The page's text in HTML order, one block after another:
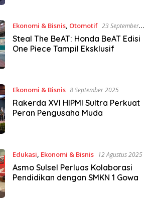
Ekonomi & Bisnis, Otomotif 23 September
2025
Steal The BeAT: Honda BeAT Edisi
One Piece Tampil Eksklusif
Ekonomi & Bisnis 8 September 2025
Rakerda XVI HIPMI Sultra Perkuat
Peran Pengusaha Muda
Edukasi Ekonomi & Bisnis 12 Agustus 2025
Asmo Sulsel Perluas Kolaborasi
Pendidikan dengan SMKN 1 Gowa